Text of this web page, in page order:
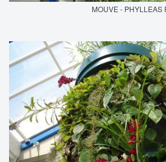
MOUVE - PHYLLEAS